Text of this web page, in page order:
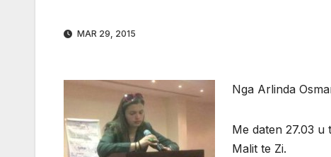
MAR 29, 2015
Nga Arlinda
Me daten 27.03 u
Malit te Zi.